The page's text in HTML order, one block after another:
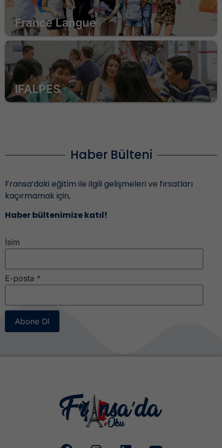
France Langue
IFALPES
Haber Bülteni
Fransa’daki eğitim ile ilgili gelişmeleri ve fırsatları
kaçırmamak için,
Haber bültenimize katıl!
İsim
E-posta *
Abone Ol